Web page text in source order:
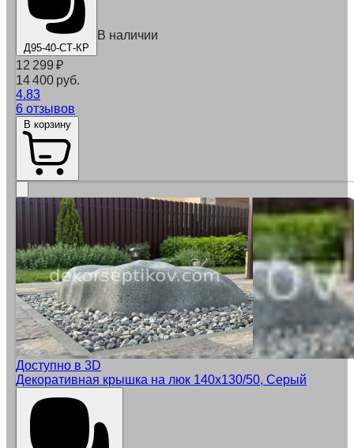
Д95-40-СТ-КР
В наличии
12 299 ₽
14 400 руб.
4.83
6 отзывов
Доступно в 3D
Декоративная крышка на люк 140x130/50, Серый